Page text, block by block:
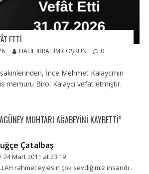
ETTI
HALIL İBRAHIM COŞKUN
0
İnce Mehmet Kalaycı’nın
memuru Birol Kalaycı vefat etmiştir.
MUHTARI AĞABEYINI KAYBETTI”
Çatalbaş
24 Mart 2011 at 23:19
rahmet eylesin çok sevdiğimiz insandı .